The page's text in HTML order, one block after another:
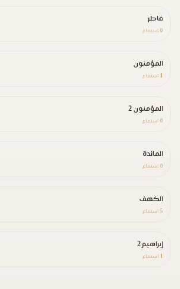
فاطر
0 استماع
المؤمنون
1 استماع
المؤمنون 2
0 استماع
المائدة
0 استماع
الكهف
5 استماع
إبراهيم 2
1 استماع